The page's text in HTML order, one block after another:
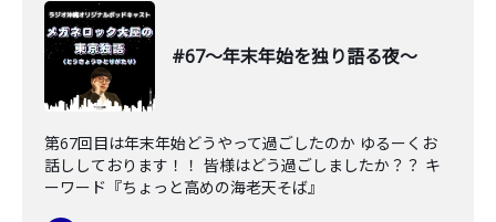
#67〜年末年始を独り語る夜〜
第67回目は年末年始どうやって過ごしたのか ゆるーくお
話ししております！！ 皆様はどう過ごしましたか？？ キ
ーワード『ちょっと高めの海老天そば』